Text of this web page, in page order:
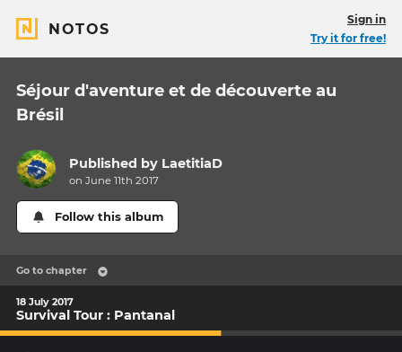
NOTOS
Sign in
Try it for free!
Séjour d'aventure et de découverte au
Brésil
Published by LaetitiaD
on June 11th 2017
Follow this album
Go to chapter
18 July 2017
Survival Tour : Pantanal